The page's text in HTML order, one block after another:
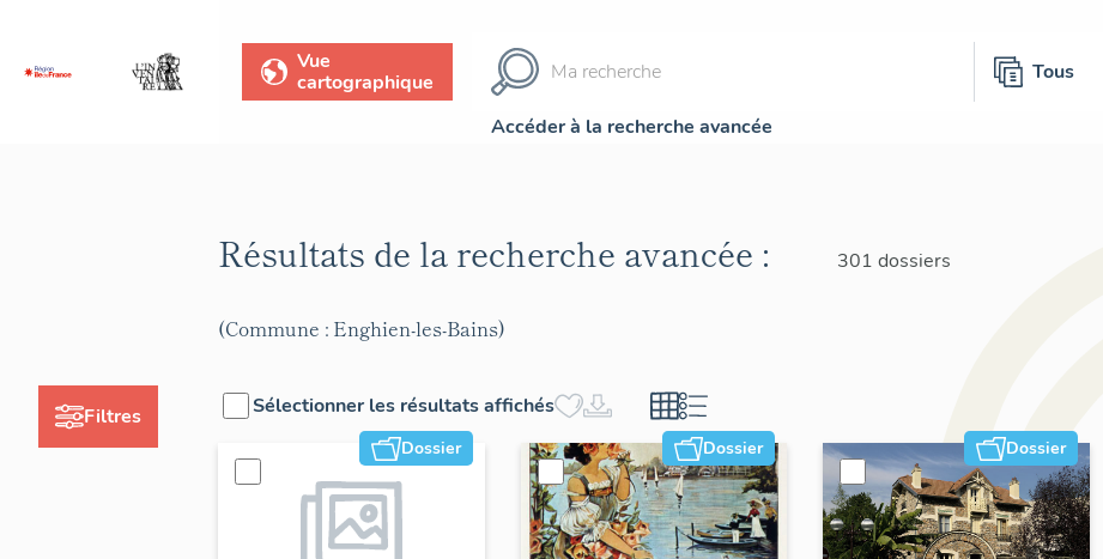
Vue
cartographique
Tous
Accéder à la recherche avancée
Filtres
Résultats de la recherche avancée : 301 dossiers
(Commune : Enghien-les-Bains)
Sélectionner les résultats affichés
Dossier Dossier Dossier